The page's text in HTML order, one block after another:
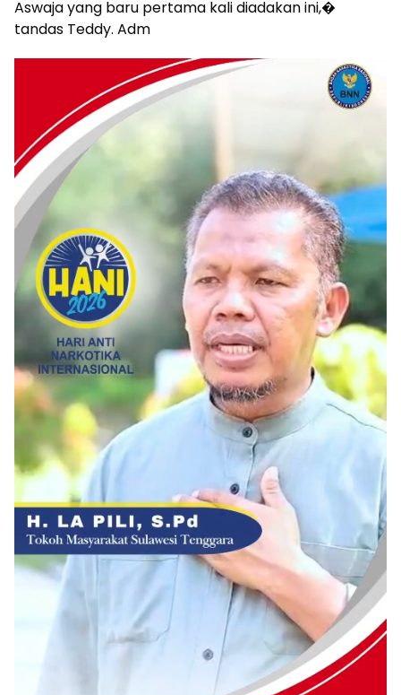
Aswaja yang baru pertama kali diadakan ini,�
tandas Teddy. Adm